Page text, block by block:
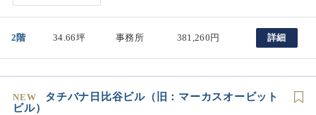
2階 34.66坪 事務所 381,260円 詳細
NEW
タチバナ日比谷ビル（旧：マーカスオービット
ビル）